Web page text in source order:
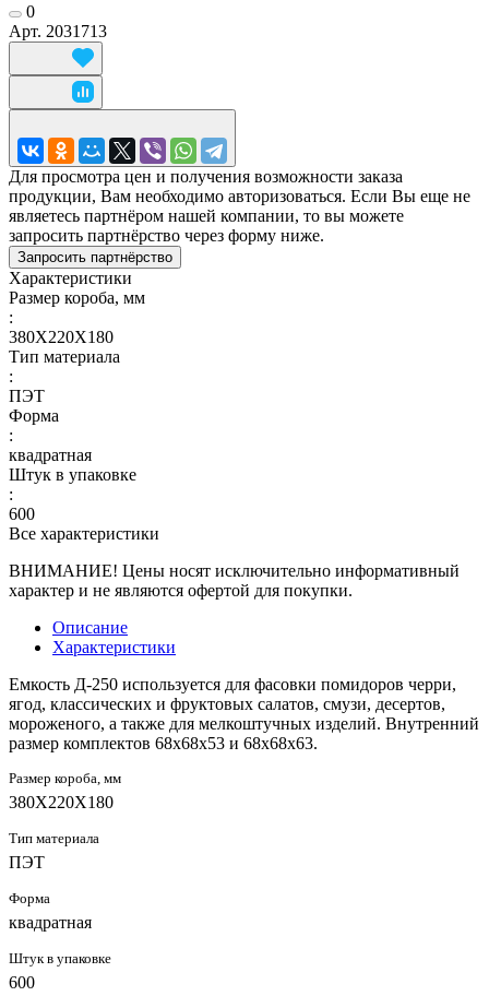
0
Арт. 2031713
Для просмотра цен и получения возможности заказа
продукции, Вам необходимо авторизоваться. Если Вы еще не
являетесь партнёром нашей компании, то вы можете
запросить партнёрство через форму ниже.
Запросить партнёрство
Характеристики
Размер короба, мм
:
380X220X180
Тип материала
:
ПЭТ
Форма
:
квадратная
Штук в упаковке
:
600
Все характеристики
ВНИМАНИЕ! Цены носят исключительно информативный
характер и не являются офертой для покупки.
Описание
Характеристики
Емкость Д-250 используется для фасовки помидоров черри,
ягод, классических и фруктовых салатов, смузи, десертов,
мороженого, а также для мелкоштучных изделий. Внутренний
размер комплектов 68х68х53 и 68х68х63.
Размер короба, мм
380X220X180
Тип материала
ПЭТ
Форма
квадратная
Штук в упаковке
600